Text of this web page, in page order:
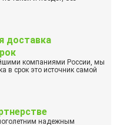
доставка
компаниями России, мы
в срок это источник самой
надежным